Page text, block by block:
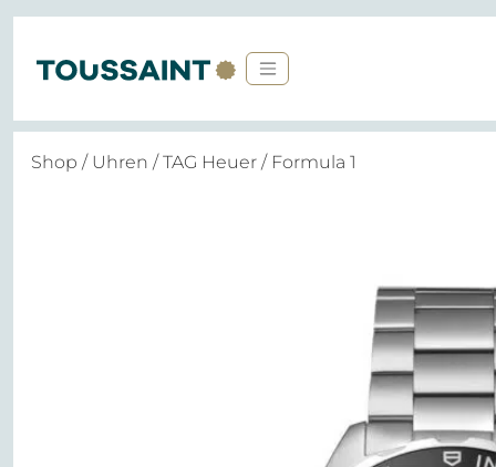
Shop / Uhren /TAG Heuer / Formula 1